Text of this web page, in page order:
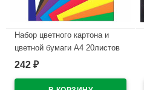
Набор цветного картона и
цветной бумаги А4 20листов
немелованные односторонние
242 ₽